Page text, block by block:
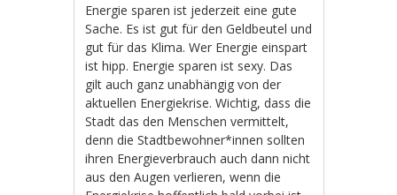
Energie sparen ist jederzeit eine gute
Sache. Es ist gut für den Geldbeutel und
gut für das Klima. Wer Energie einspart
ist hipp. Energie sparen ist sexy. Das
gilt auch ganz unabhängig von der
aktuellen Energiekrise. Wichtig, dass die
Stadt das den Menschen vermittelt,
denn die Stadtbewohner*innen sollten
ihren Energieverbrauch auch dann nicht
aus den Augen verlieren, wenn die